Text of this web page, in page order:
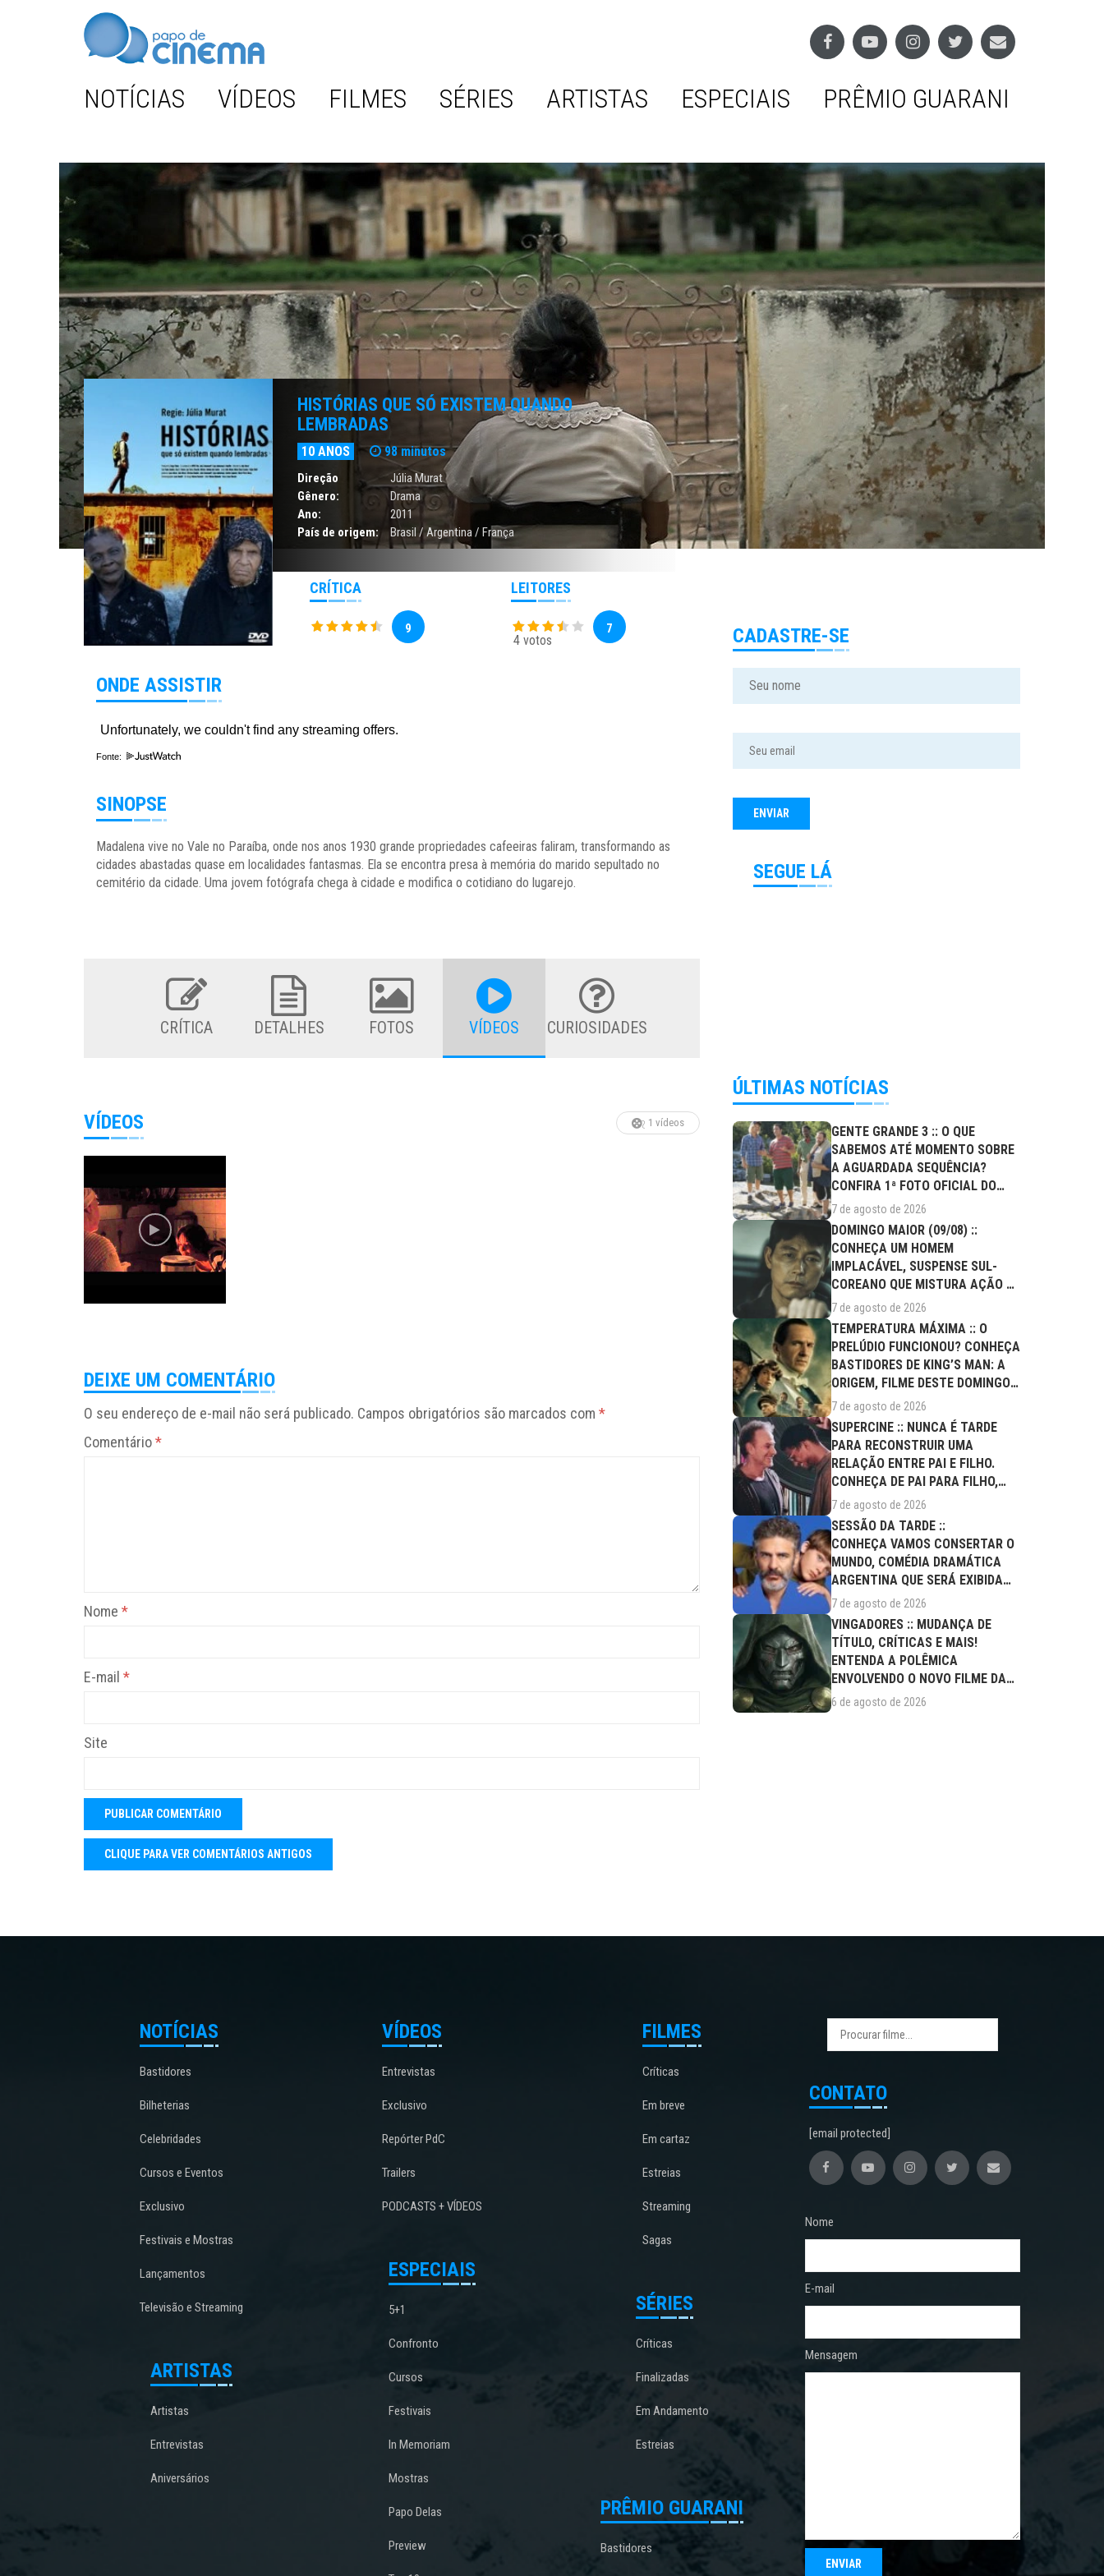
NOTÍCIAS VÍDEOS FILMES SÉRIES ARTISTAS ESPECIAIS PRÊMIO GUARANI
HISTÓRIAS QUE SÓ EXISTEM QUANDO
LEMBRADAS
10 ANOS 98 minutos
Direção
Júlia Murat
Gênero:
Drama
Ano:
2011
País de origem:
Brasil / Argentina / França
CRÍTICA
9
LEITORES
4 votos
7
ONDE ASSISTIR
Fonte:
SINOPSE
Madalena vive no Vale no Paraíba, onde nos anos 1930 grande propriedades cafeeiras faliram, transformando as
cidades abastadas quase em localidades fantasmas. Ela se encontra presa à memória do marido sepultado no
cemitério da cidade. Uma jovem fotógrafa chega à cidade e modifica o cotidiano do lugarejo.
CRÍTICA DETALHES FOTOS VÍDEOS CURIOSIDADES
VÍDEOS 1 vídeos
DEIXE UM COMENTÁRIO
O seu endereço de e-mail não será publicado. Campos obrigatórios são marcados com *
Comentário*
Nome *
E-mail *
Site
CADASTRE-SE
SEGUE LÁ
ÚLTIMAS NOTÍCIAS
GENTE GRANDE 3 :: O QUE
SABEMOS ATÉ MOMENTO SOBRE
A AGUARDADA SEQUÊNCIA?
CONFIRA 1ª FOTO OFICIAL DO
ELENCO!
7 de agosto de 2026
DOMINGO MAIOR (09/08) ::
CONHEÇA UM HOMEM
IMPLACÁVEL, SUSPENSE SUL-
COREANO QUE MISTURA AÇÃO E
DRAMA FAMILIAR
7 de agosto de 2026
TEMPERATURA MÁXIMA :: O
PRELÚDIO FUNCIONOU? CONHEÇA
BASTIDORES DE KING’S MAN: A
ORIGEM, FILME DESTE DOMINGO
(09/08)
7 de agosto de 2026
SUPERCINE :: NUNCA É TARDE
PARA RECONSTRUIR UMA
RELAÇÃO ENTRE PAI E FILHO.
CONHEÇA DE PAI PARA FILHO,
FILME DESTE...
7 de agosto de 2026
SESSÃO DA TARDE ::
CONHEÇA VAMOS CONSERTAR O
MUNDO, COMÉDIA DRAMÁTICA
ARGENTINA QUE SERÁ EXIBIDA
NESTA SEXTA (07/08)
7 de agosto de 2026
VINGADORES :: MUDANÇA DE
TÍTULO, CRÍTICAS E MAIS!
ENTENDA A POLÊMICA
ENVOLVENDO O NOVO FILME DA
MARVEL
6 de agosto de 2026
NOTÍCIAS
Bastidores
Bilheterias
Celebridades
Cursos e Eventos
Exclusivo
Festivais e Mostras
Lançamentos
Televisão e Streaming
ARTISTAS
Artistas
Entrevistas
Aniversários
VÍDEOS
Entrevistas
Exclusivo
Repórter PdC
Trailers
PODCASTS + VÍDEOS
ESPECIAIS
5+1
Confronto
Cursos
Festivais
In Memoriam
Mostras
Papo Delas
Preview
FILMES
Críticas
Em breve
Em cartaz
Estreias
Streaming
Sagas
SÉRIES
Críticas
Finalizadas
Em Andamento
Estreias
PRÊMIO GUARANI
Bastidores
CONTATO
[email protected]
Nome
E-mail
Mensagem